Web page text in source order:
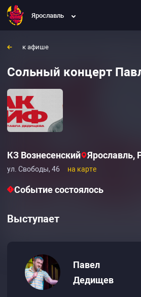
Ярославль
к афише
Сольный концерт
КЗ Вознесенский Ярославль,
ул. Свободы, 46 на карте
Событие состоялось
Выступает
Павел
Дедищев